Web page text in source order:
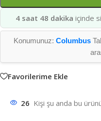
4 saat 48 dakika içinde
Konumunuz: Columbus
Favorilerime Ekle
26 Kişi şu anda bu